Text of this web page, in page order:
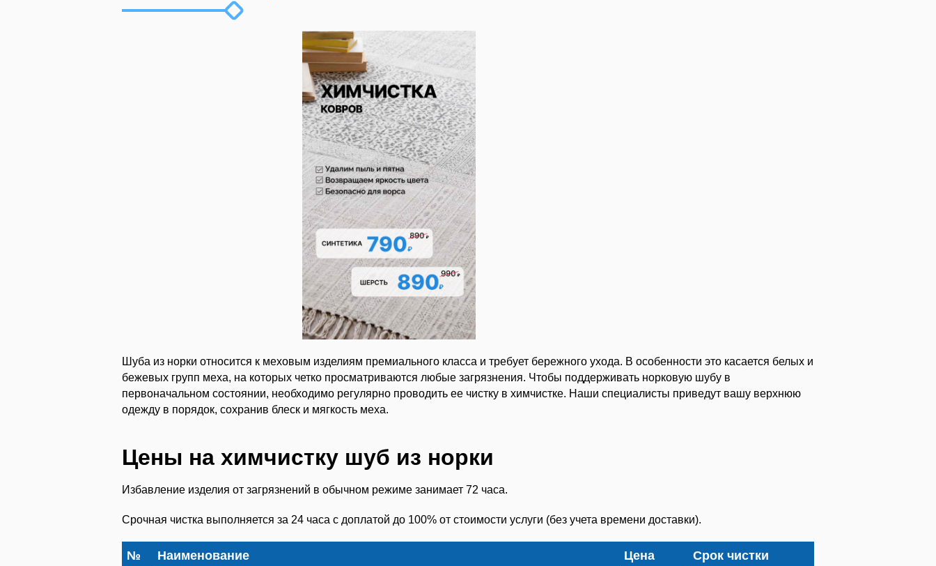
Шуба из норки относится к меховым изделиям премиального класса и требует бережного ухода. В особенности это касается белых и
бежевых групп меха, на которых четко просматриваются любые загрязнения. Чтобы поддерживать норковую шубу в
первоначальном состоянии, необходимо регулярно проводить ее чистку в химчистке. Наши специалисты приведут вашу верхнюю
одежду в порядок, сохранив блеск и мягкость меха.
Цены на химчистку шуб из норки
Избавление изделия от загрязнений в обычном режиме занимает 72 часа.
Срочная чистка выполняется за 24 часа с доплатой до 100% от стоимости услуги (без учета времени доставки).
№ Наименование Цена Срок чистки